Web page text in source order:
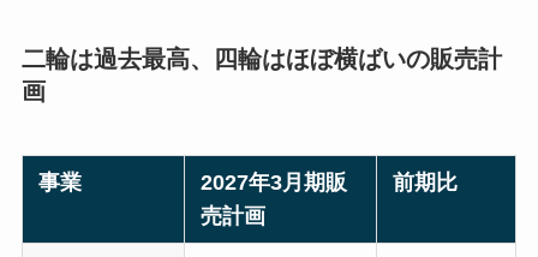
二輪は過去最高、四輪はほぼ横ばいの販売計
画
事業
2027年3月期販
売計画
前期比